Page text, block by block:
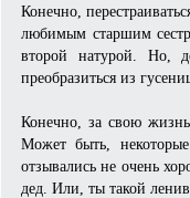
Конечно,
любимым старшим
второй натурой. Но,
преобразиться из
Конечно, за свою
Может быть,
отзывались не очень
дед. Или, ты такой